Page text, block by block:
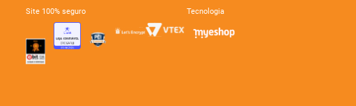
site 100% seguro tecnologia